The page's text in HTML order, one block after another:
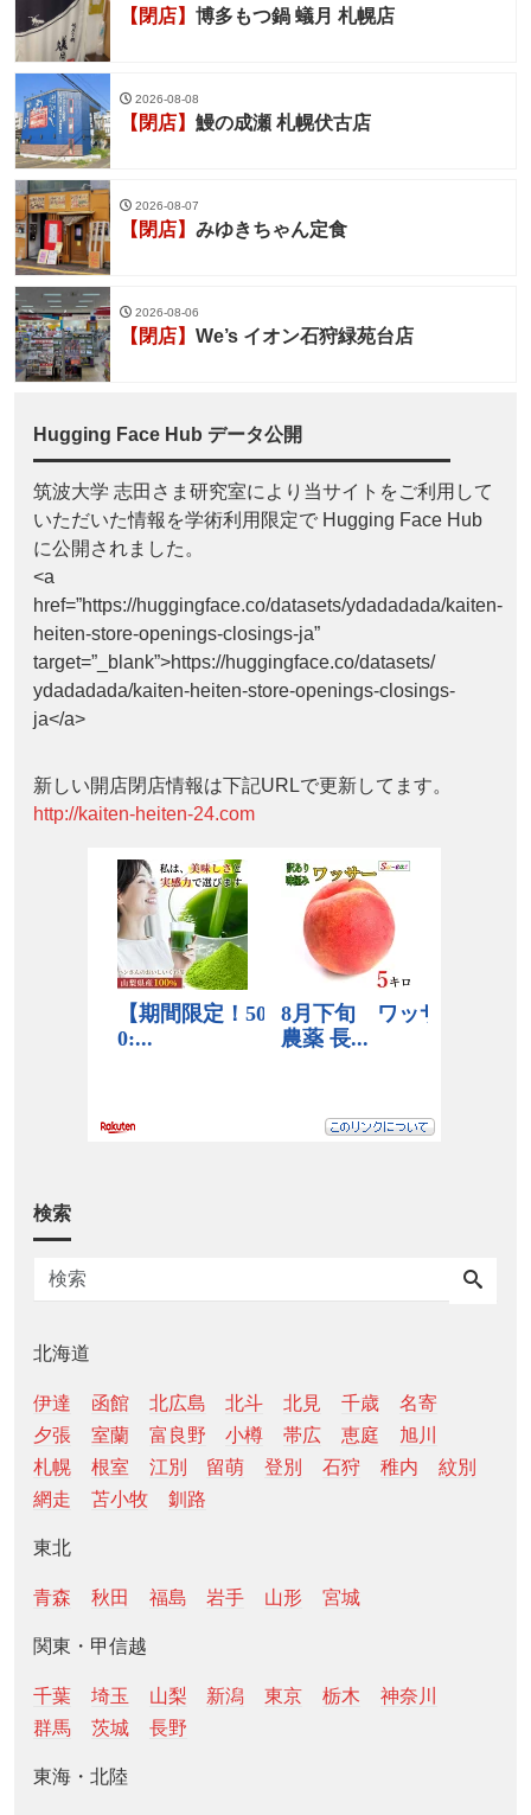
【閉店】 博多もつ鍋 蟻月 札幌店
2026-08-08
【閉店】 鰻の成瀬 札幌伏古店
2026-08-07
【閉店】 みゆきちゃん定食
2026-08-06
【閉店】 We’s イオン石狩緑苑台店
Hugging Face Hub データ公開
筑波大学 志田さま研究室により当サイトをご利用して
いただいた情報を学術利用限定で Hugging Face Hub
に公開されました。
<a
href=”https://huggingface.co/datasets/ydadadada/kaiten-
heiten-store-openings-closings-ja”
target=”_blank”>https://huggingface.co/datasets/
ydadadada/kaiten-heiten-store-openings-closings-
ja</a>
新しい開店閉店情報は下記URLで更新してます。
http://kaiten-heiten-24.com
検索
北海道
伊達 函館 北広島 北斗 北見 千歳
名寄
夕張
室蘭 富良野 小樽 帯広 恵庭
旭川
札幌
根室 江別 留萌 登別 石狩 稚内
紋別
網走
苫小牧 釧路
東北
青森 秋田 福島 岩手 山形 宮城
関東・甲信越
千葉 埼玉 山梨 新潟 東京 栃木
神奈川
群馬
茨城 長野
東海・北陸